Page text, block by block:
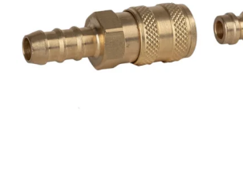
Vand
Køl